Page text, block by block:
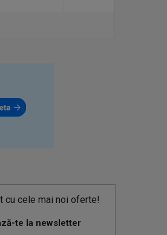
cu cele mai noi oferte!
te la newsletter